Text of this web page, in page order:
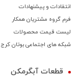
انتقادات و پیشنهادات
فرم گروه مشتریان همکار
لیست قیمت محصولات
شبکه های اجتماعی بوتان کرج
قطعات آبگرمکن